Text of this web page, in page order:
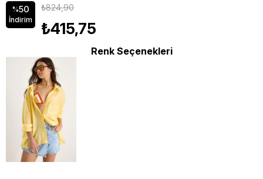
%50
İndirim
₺824,90
₺415,75
Renk Seçenekleri